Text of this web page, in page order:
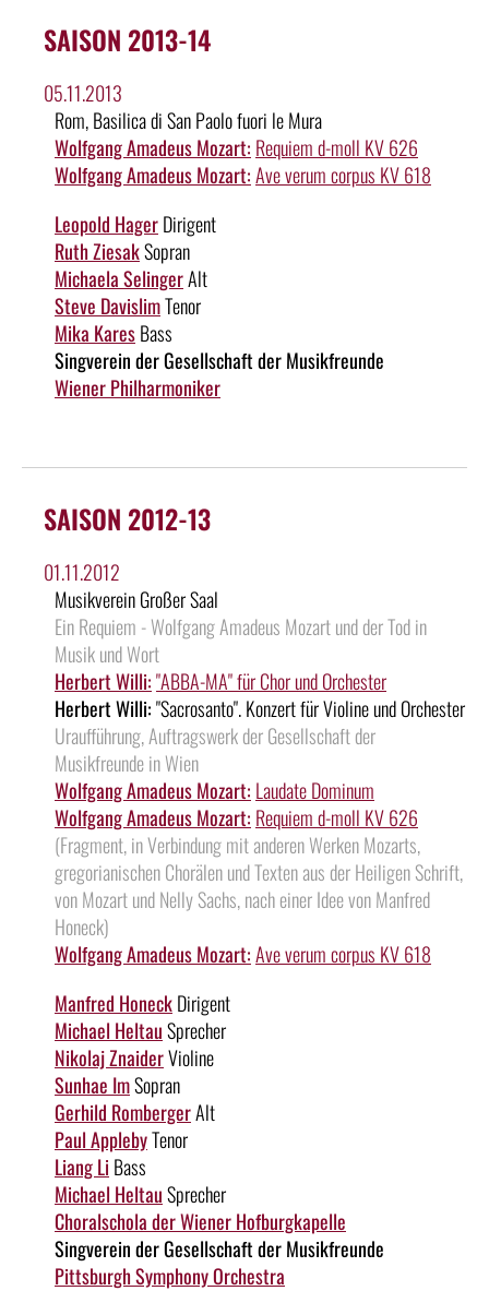
SAISON 2013-14
05.11.2013
Rom, Basilica di San Paolo fuori le Mura
Wolfgang Amadeus Mozart: Requiem d-moll KV 626
Wolfgang Amadeus Mozart:Ave verum corpus KV 618
Leopold HagerDirigent
Ruth ZiesakSopran
Michaela SelingerAlt
Steve DavislimTenor
Mika KaresBass
Singverein der Gesellschaft der Musikfreunde
Wiener Philharmoniker
SAISON 2012-13
01.11.2012
Musikverein Großer Saal
Ein Requiem - Wolfgang Amadeus Mozart und der Tod in
Musik und Wort
Herbert Willi:"ABBA-MA" für Chor und Orchester
Herbert Willi:"Sacrosanto". Konzert für Violine und Orchester
Uraufführung, Auftragswerk der Gesellschaft der
Musikfreunde in Wien
Wolfgang Amadeus Mozart: Laudate Dominum
Wolfgang Amadeus Mozart: Requiem d-moll KV 626
(Fragment, in Verbindung mit anderen Werken Mozarts,
gregorianischen Chorälen und Texten aus der Heiligen Schrift,
von Mozart und Nelly Sachs, nach einer Idee von Manfred
Honeck)
Wolfgang Amadeus Mozart:Ave verum corpus KV 618
Manfred HoneckDirigent
Michael HeltauSprecher
Nikolaj ZnaiderVioline
Sunhae ImSopran
Gerhild RombergerAlt
Paul ApplebyTenor
Liang Li Bass
Michael HeltauSprecher
Choralschola der Wiener Hofburgkapelle
Singverein der Gesellschaft der Musikfreunde
Pittsburgh Symphony Orchestra